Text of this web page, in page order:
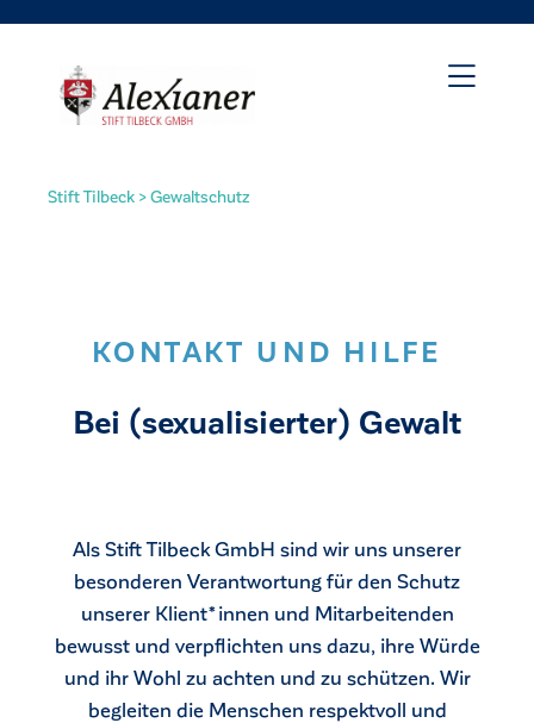
Stift Tilbeck >Gewaltschutz
KONTAKT UND HILFE
Bei (sexualisierter) Gewalt
Als Stift Tilbeck GmbH sind wir uns unserer
besonderen Verantwortung für den Schutz
unserer Klient*innen und Mitarbeitenden
bewusst und verpflichten uns dazu, ihre Würde
und ihr Wohl zu achten und zu schützen. Wir
begleiten die Menschen respektvoll und